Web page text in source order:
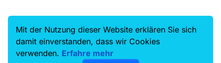
Mit der Nutzung dieser Website erklären Sie sich
damit einverstanden, dass wir Cookies
verwenden. Erfahre mehr